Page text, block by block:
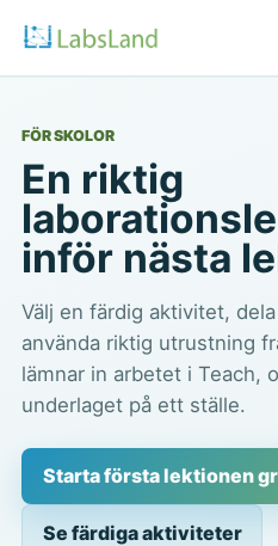
FÖR SKOLOR
En riktig
inför nästa
Välj en färdig aktivitet,
använda riktig utrustning
lämnar in arbetet i Teach,
underlaget på ett ställe.
Starta första lektionen
Se färdiga aktiviteter